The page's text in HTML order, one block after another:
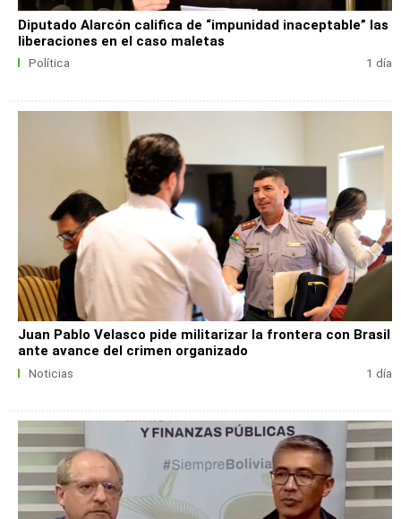
Diputado Alarcón califica de “impunidad inaceptable” las
liberaciones en el caso maletas
Política 1 día
Juan Pablo Velasco pide militarizar la frontera con Brasil
ante avance del crimen organizado
Noticias 1 día